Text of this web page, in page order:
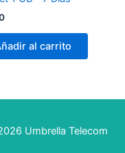
al carrito
Umbrella Telecom